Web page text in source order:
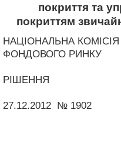
покриття та
покриттям
НАЦІОНАЛЬНА
ФОНДОВОГО РИНКУ
РІШЕННЯ
27.12.2012 № 1902